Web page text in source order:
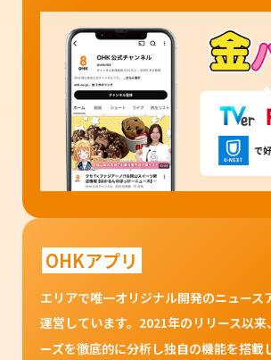
OHKアプリ
エリアで唯一オリジナル開発のニュース
運営しています。2021年のリリース以
ーズを徹底的に分析し独自の機能を搭載